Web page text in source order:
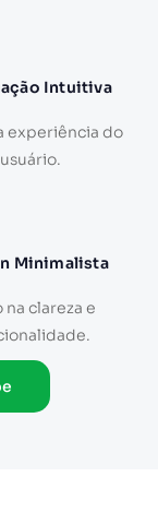
Intuitiva
experiência do
usuário.
Minimalista
na clareza e